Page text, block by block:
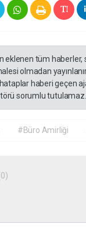
eklenen tüm haberler,
olmadan
haberi geçen
sorumlu tutulamaz...
#Büro Amirliği